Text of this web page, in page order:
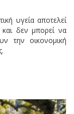
υγεία αποτελεί
δεν μπορεί να
την οικονομική